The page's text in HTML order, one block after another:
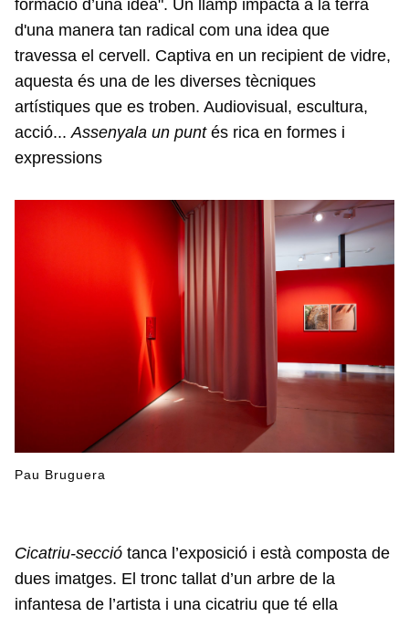
formació d’una idea". Un llamp impacta a la terra
d'una manera tan radical com una idea que
travessa el cervell. Captiva en un recipient de vidre,
aquesta és una de les diverses tècniques
artístiques que es troben. Audiovisual, escultura,
acció... Assenyala un puntés rica en formes i
expressions
Pau Bruguera
Cicatriu-secció tanca l’exposició i està composta de
dues imatges. El tronc tallat d’un arbre de la
infantesa de l’artista i una cicatriu que té ella